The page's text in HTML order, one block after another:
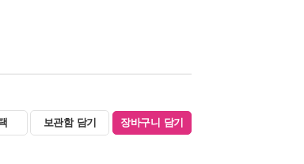
보관함 담기 장바구니 담기